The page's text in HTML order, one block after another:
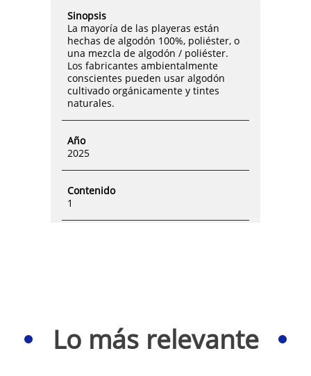
Sinopsis
La mayoría de las playeras están
hechas de algodón 100%, poliéster, o
una mezcla de algodón / poliéster.
Los fabricantes ambientalmente
conscientes pueden usar algodón
cultivado orgánicamente y tintes
naturales.
Año
2025
Contenido
1
Lo más relevante